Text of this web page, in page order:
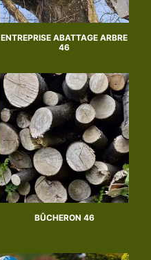
ENTREPRISE ABATTAGE ARBRE
46
BÛCHERON 46